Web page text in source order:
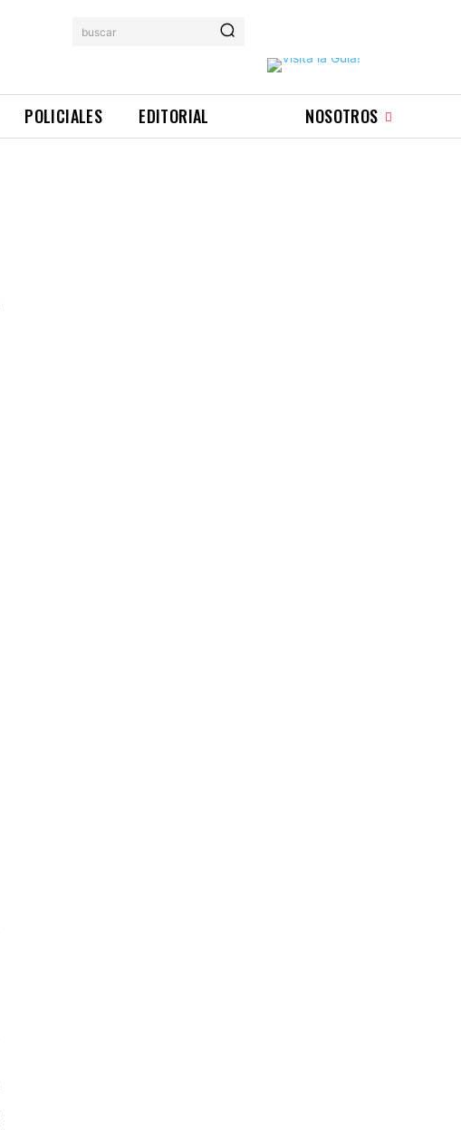
buscar
POLICIALES EDITORIAL NOSOTROS